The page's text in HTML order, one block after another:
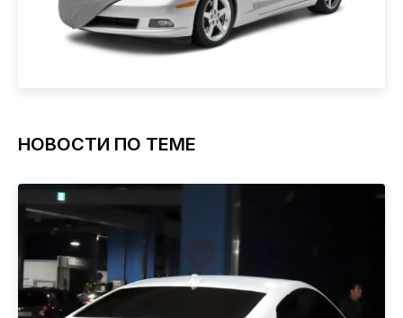
НОВОСТИ ПО ТЕМЕ